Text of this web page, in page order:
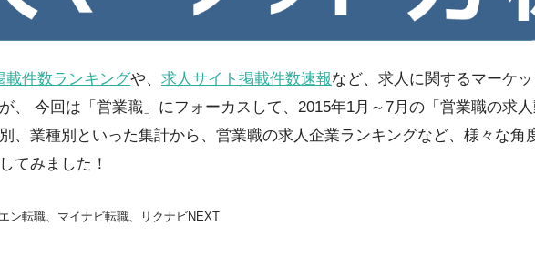
載件数ランキングや、 求人サイト掲載件数速報など、求人に関するマーケ
、 今回は「営業職」にフォーカスして、2015年1月～7月の「営業職の求
、業種別といった集計から、営業職の求人企業ランキングなど、様々な角
てみました！
ン転職、マイナビ転職、リクナビNEXT